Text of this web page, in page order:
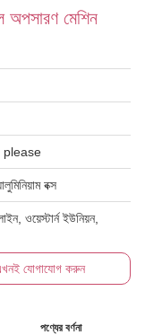
মেশিন
please
বক্স
ওয়েস্টার্ন ইউনিয়ন,
যোগাযোগ করুন
পণ্যের বর্ণনা